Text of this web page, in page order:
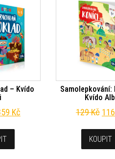
– Kvído
cena byla: 399 Kč.
KčAktuální cena je: 359 Kč.
Samolepkování:
Kvído
129Kč 116
KOUPIT